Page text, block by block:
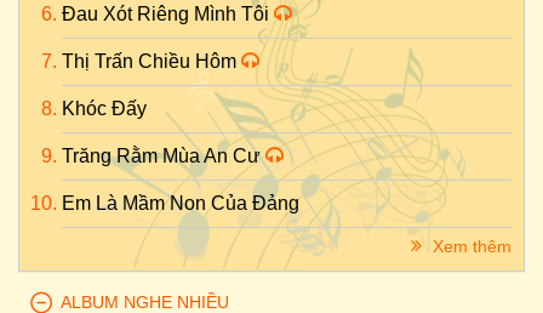
Đau Xót Riêng Mình Tôi
Thị Trấn Chiều Hôm
Khóc Đấy
Trăng Rằm Mùa An Cư
Em Là Mầm Non Của Đảng
Xem thêm
ALBUM NGHE NHIỀU